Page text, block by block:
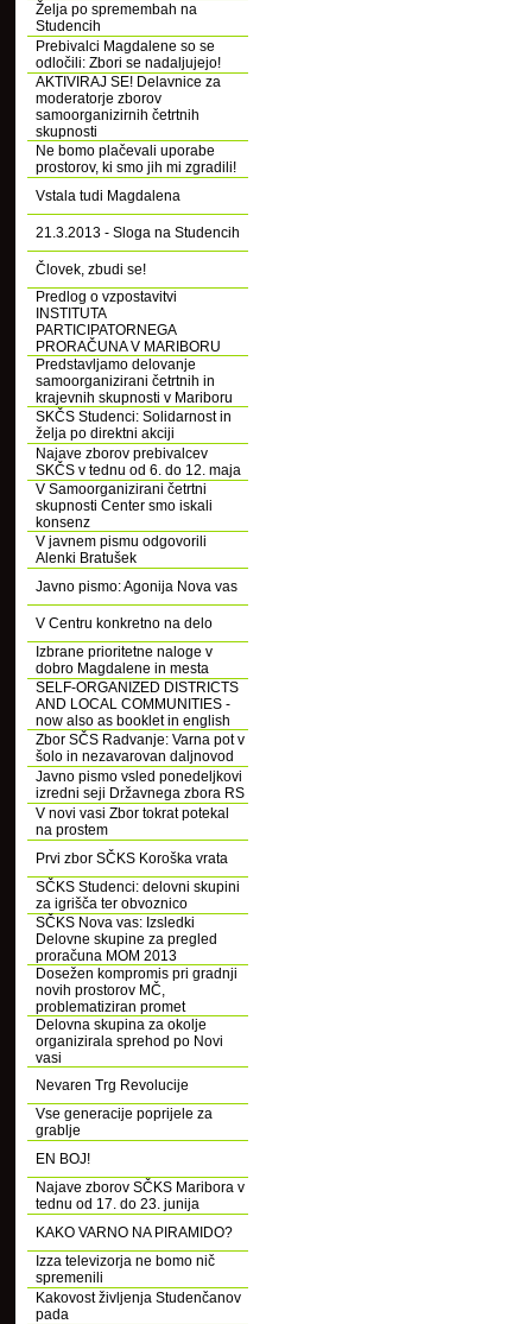
Želja po spremembah na
Studencih
Prebivalci Magdalene so se
odločili: Zbori se nadaljujejo!
AKTIVIRAJ SE! Delavnice za
moderatorje zborov
samoorganizirnih četrtnih
skupnosti
Ne bomo plačevali uporabe
prostorov, ki smo jih mi zgradili!
Vstala tudi Magdalena
21.3.2013 - Sloga na Studencih
Človek, zbudi se!
Predlog o vzpostavitvi
INSTITUTA
PARTICIPATORNEGA
PRORAČUNA V MARIBORU
Predstavljamo delovanje
samoorganizirani četrtnih in
krajevnih skupnosti v Mariboru
SKČS Studenci: Solidarnost in
želja po direktni akciji
Najave zborov prebivalcev
SKČS v tednu od 6. do 12. maja
V Samoorganizirani četrtni
skupnosti Center smo iskali
konsenz
V javnem pismu odgovorili
Alenki Bratušek
Javno pismo: Agonija Nova vas
V Centru konkretno na delo
Izbrane prioritetne naloge v
dobro Magdalene in mesta
SELF-ORGANIZED DISTRICTS
AND LOCAL COMMUNITIES -
now also as booklet in english
Zbor SČS Radvanje: Varna pot v
šolo in nezavarovan daljnovod
Javno pismo vsled ponedeljkovi
izredni seji Državnega zbora RS
V novi vasi Zbor tokrat potekal
na prostem
Prvi zbor SČKS Koroška vrata
SČKS Studenci: delovni skupini
za igrišča ter obvoznico
SČKS Nova vas: Izsledki
Delovne skupine za pregled
proračuna MOM 2013
Dosežen kompromis pri gradnji
novih prostorov MČ,
problematiziran promet
Delovna skupina za okolje
organizirala sprehod po Novi
vasi
Nevaren Trg Revolucije
Vse generacije poprijele za
grablje
EN BOJ!
Najave zborov SČKS Maribora v
tednu od 17. do 23. junija
KAKO VARNO NA PIRAMIDO?
Izza televizorja ne bomo nič
spremenili
Kakovost življenja Studenčanov
pada